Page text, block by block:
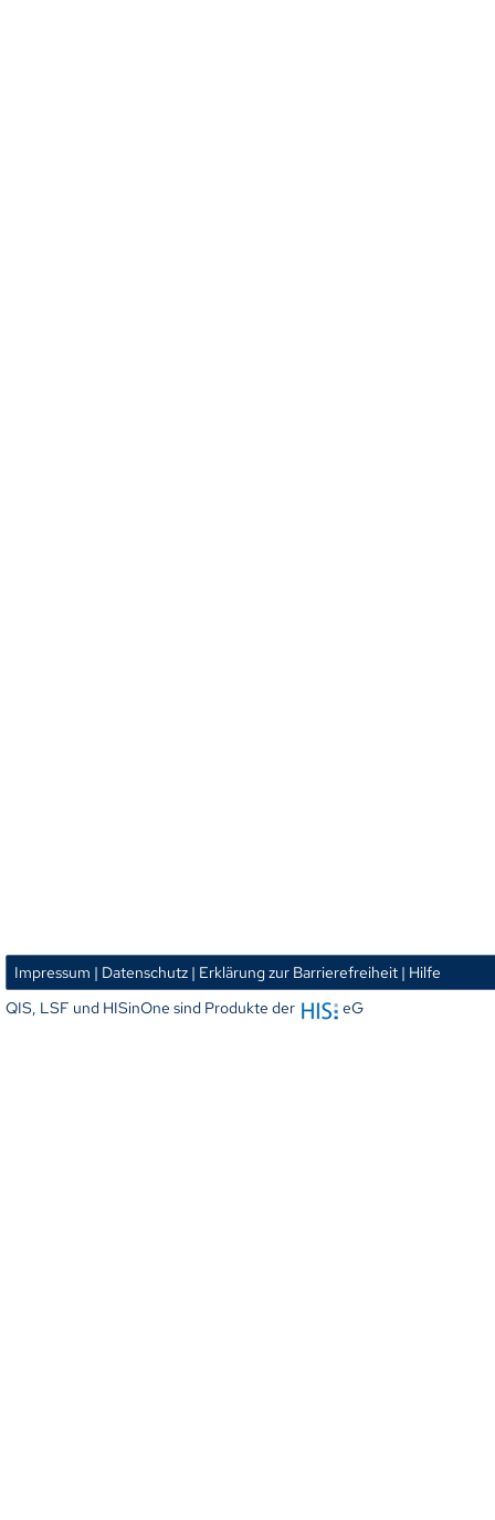
Impressum | Datenschutz | Erklärung zur Barrierefreiheit | Hilfe
QIS, LSF und HISinOne sind Produkte der
eG